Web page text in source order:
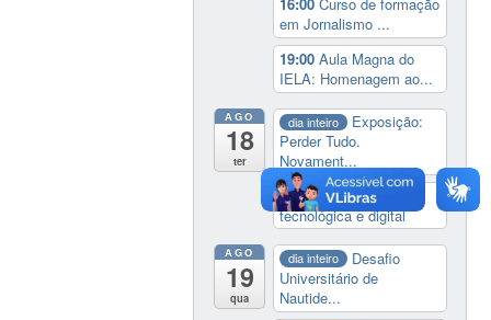
em Jornalismo ...
19:00Aula Magna do
IELA: Homenagem ao...
AGO
18
ter
dia inteiro
Exposição:
Perder Tudo.
Novament...
14:00 Soberania
tecnológica e digital
AGO
19
qua
dia inteiro
Desafio
Universitário de
Nautide...